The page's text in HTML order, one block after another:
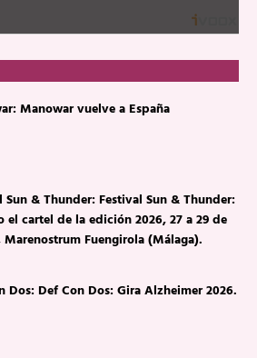
Manowar vuelve a España
Sun & Thunder: Festival Sun & Thunder:
el cartel de la edición 2026, 27 a 29 de
Marenostrum Fuengirola (Málaga).
Dos: Def Con Dos: Gira Alzheimer 2026.